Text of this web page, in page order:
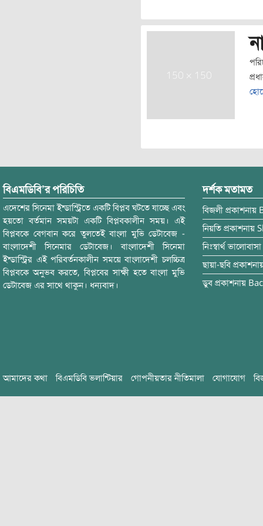
বিএমডিবি’র পরিচিতি
এদেশের সিনেমা ইন্ডাস্ট্রিতে একটি বিপ্লব ঘটতে যাচ্ছে এবং
হয়তো বর্তমান সময়টা একটি বিপ্লবকালীন সময়। এই
বিপ্লবকে বেগবান করে তুলতেই বাংলা মুভি ডেটাবেজ -
বাংলাদেশী সিনেমার ডেটাবেজ। বাংলাদেশী সিনেমা
ইন্ডাস্ট্রির এই পরিবর্তনকালীন সময়ে বাংলাদেশী চলচ্চিত্র
বিপ্লবকে অনুভব করতে, বিপ্লবের সাক্ষী হতে বাংলা মুভি
ডেটাবেজ এর সাথে থাকুন। ধন্যবাদ।
দর্শক মতামত
বিজলী প্রকাশনায়
নিয়তি প্রকাশনায়
নিঃস্বার্থ ভালোবাসা
ছায়া-ছবি
ডুব প্রকাশনায়
আমাদের কথা বিএমডিবি ভলান্টিয়ার গোপনীয়তার নীতিমালা যোগাযোগ